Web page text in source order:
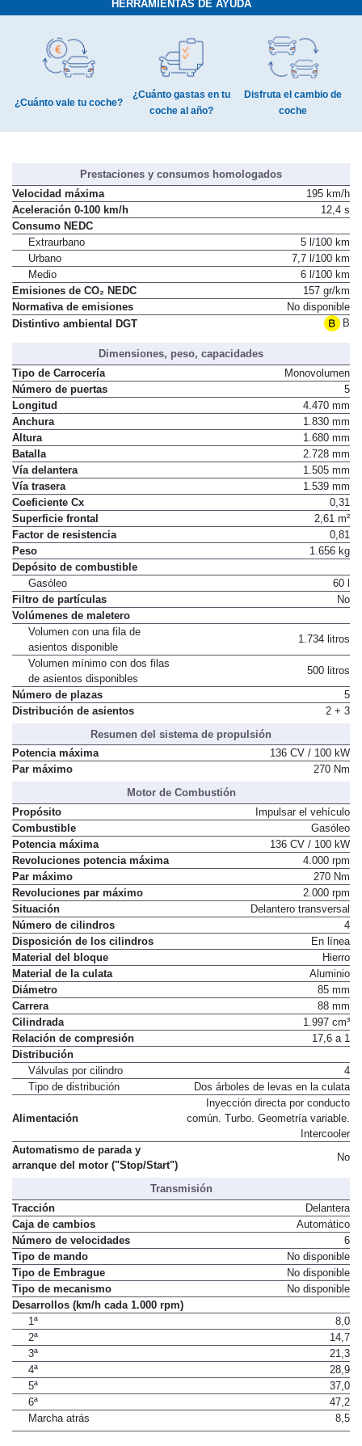
HERRAMIENTAS DE AYUDA
¿Cuánto vale tu coche?
¿Cuánto gastas en tu
coche al año?
Disfruta el cambio de
coche
Prestaciones y consumos homologados
Velocidad máxima
195 km/h
Aceleración 0-100 km/h
12,4 s
Consumo NEDC
Extraurbano
5 l/100 km
Urbano
7,7 l/100 km
Medio
6 l/100 km
Emisiones de CO₂ NEDC
157 gr/km
Normativa de emisiones
No disponible
Distintivo ambiental DGT
B
Dimensiones, peso, capacidades
Tipo de Carrocería
Monovolumen
Número de puertas
5
Longitud
4.470 mm
Anchura
1.830 mm
Altura
1.680 mm
Batalla
2.728 mm
Vía delantera
1.505 mm
Vía trasera
1.539 mm
Coeficiente Cx
0,31
Superficie frontal
2,61 m²
Factor de resistencia
0,81
Peso
1.656 kg
Depósito de combustible
Gasóleo
60 l
Filtro de partículas
No
Volúmenes de maletero
Volumen con una fila de
asientos disponible
1.734 litros
Volumen mínimo con dos filas
de asientos disponibles
500 litros
Número de plazas
5
Distribución de asientos
2 + 3
Resumen del sistema de propulsión
Potencia máxima
136 CV / 100 kW
Par máximo
270 Nm
Motor de Combustión
Propósito
Impulsar el vehículo
Combustible
Gasóleo
Potencia máxima
136 CV / 100 kW
Revoluciones potencia máxima
4.000 rpm
Par máximo
270 Nm
Revoluciones par máximo
2.000 rpm
Situación
Delantero transversal
Número de cilindros
4
Disposición de los cilindros
En línea
Material del bloque
Hierro
Material de la culata
Aluminio
Diámetro
85 mm
Carrera
88 mm
Cilindrada
1.997 cm³
Relación de compresión
17,6 a 1
Distribución
Válvulas por cilindro
4
Tipo de distribución
Dos árboles de levas en la culata
Alimentación
Inyección directa por conducto
común. Turbo. Geometría variable.
Intercooler
Automatismo de parada y
arranque del motor ("Stop/Start")
No
Transmisión
Tracción
Delantera
Caja de cambios
Automático
Número de velocidades
6
Tipo de mando
No disponible
Tipo de Embrague
No disponible
Tipo de mecanismo
No disponible
Desarrollos (km/h cada 1.000 rpm)
1ª
8,0
2ª
14,7
3ª
21,3
4ª
28,9
5ª
37,0
6ª
47,2
Marcha atrás
8,5